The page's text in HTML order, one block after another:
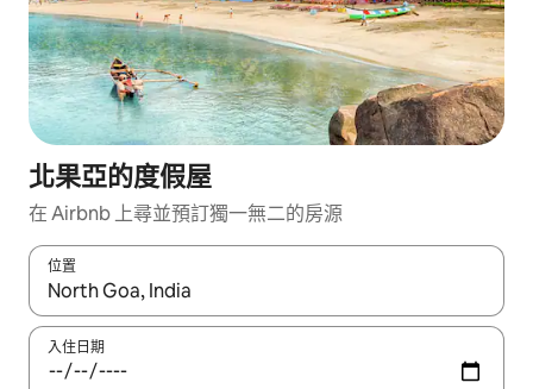
北果亞的度假屋
在 Airbnb 上尋並預訂獨一無二的房源
位置
如有搜尋結果，瀏覽內容時請使用上下箭頭，或輕點、滑動裝置。
入住日期